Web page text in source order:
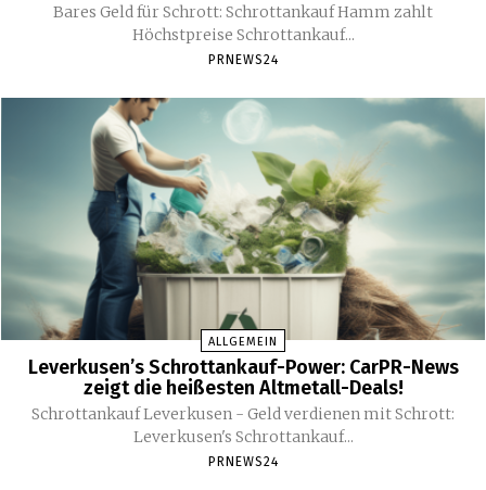
Bares Geld für Schrott: Schrottankauf Hamm zahlt
Höchstpreise Schrottankauf...
PRNEWS24
ALLGEMEIN
Leverkusen’s Schrottankauf-Power: CarPR-News
zeigt die heißesten Altmetall-Deals!
Schrottankauf Leverkusen - Geld verdienen mit Schrott:
Leverkusen's Schrottankauf...
PRNEWS24